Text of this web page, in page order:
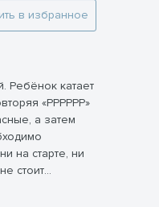
в избранное
Ребёнок катает
«РРРРРР»
а затем
на старте, ни
стоит